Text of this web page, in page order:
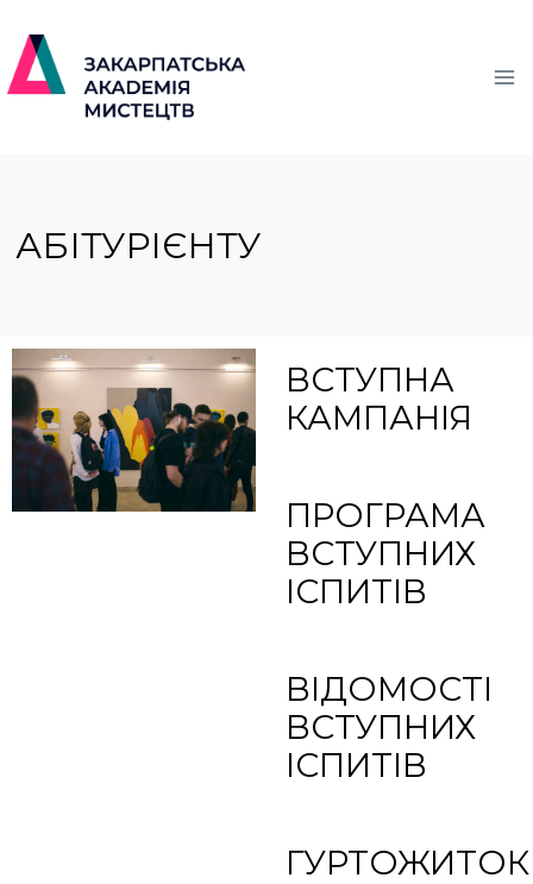
АБІТУРІЄНТУ
ВСТУПНА
КАМПАНІЯ
ПРОГРАМА
ВСТУПНИХ
ІСПИТІВ
ВІДОМОСТІ
ВСТУПНИХ
ІСПИТІВ
ГУРТОЖИТОК